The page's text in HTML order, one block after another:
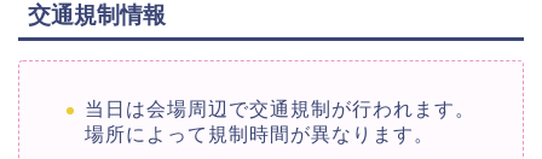
交通規制情報
当日は会場周辺で交通規制が行われます。
場所によって規制時間が異なります。